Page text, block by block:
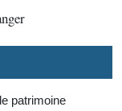
patrimoine